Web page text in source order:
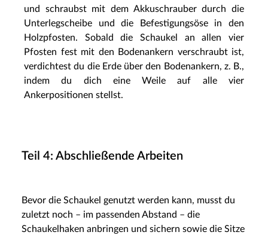
und schraubst mit dem Akkuschrauber durch die
Unterlegscheibe und die Befestigungsöse in den
Holzpfosten. Sobald die Schaukel an allen vier
Pfosten fest mit den Bodenankern verschraubt ist,
verdichtest du die Erde über den Bodenankern, z. B.,
indem du dich eine Weile auf alle vier
Ankerpositionen stellst.
Teil 4: Abschließende Arbeiten
Bevor die Schaukel genutzt werden kann, musst du
zuletzt noch – im passenden Abstand – die
Schaukelhaken anbringen und sichern sowie die Sitze